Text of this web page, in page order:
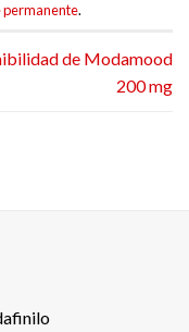
permanente.
de Modamood
200 mg